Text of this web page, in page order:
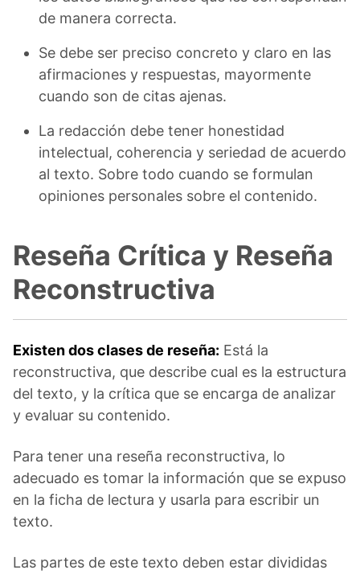
de manera correcta.
Se debe ser preciso concreto y claro en las
afirmaciones y respuestas, mayormente
cuando son de citas ajenas.
La redacción debe tener honestidad
intelectual, coherencia y seriedad de acuerdo
al texto. Sobre todo cuando se formulan
opiniones personales sobre el contenido.
Reseña Crítica y Reseña
Reconstructiva
Existen dos clases de reseña: Está la
reconstructiva, que describe cual es la estructura
del texto, y la crítica que se encarga de analizar
y evaluar su contenido.
Para tener una reseña reconstructiva, lo
adecuado es tomar la información que se expuso
en la ficha de lectura y usarla para escribir un
texto.
Las partes de este texto deben estar divididas